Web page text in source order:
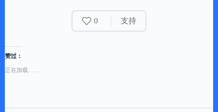
0 支持
赞过：
正在加载……